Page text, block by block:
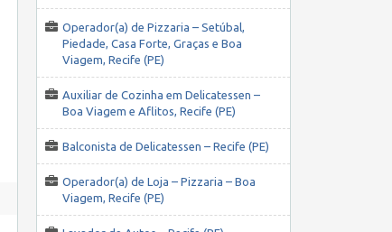
Operador(a) de Pizzaria – Setúbal,
Piedade, Casa Forte, Graças e Boa
Viagem, Recife (PE)
Auxiliar de Cozinha em Delicatessen –
Boa Viagem e Aflitos, Recife (PE)
Balconista de Delicatessen – Recife (PE)
Operador(a) de Loja – Pizzaria – Boa
Viagem, Recife (PE)